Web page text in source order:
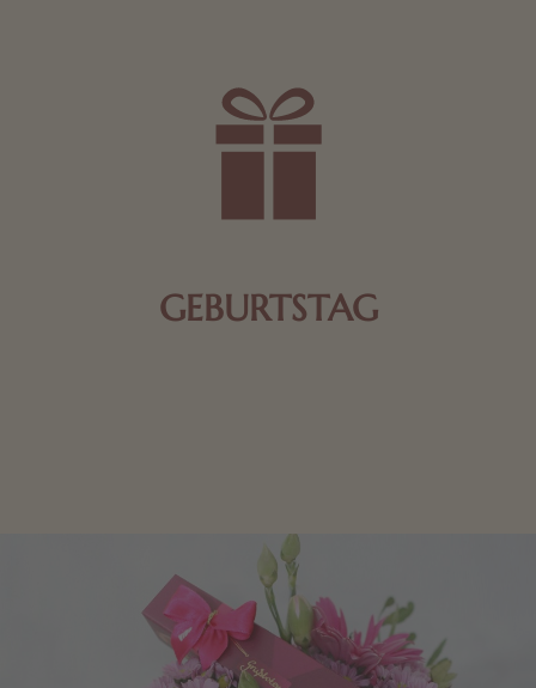
GEBURTSTAG